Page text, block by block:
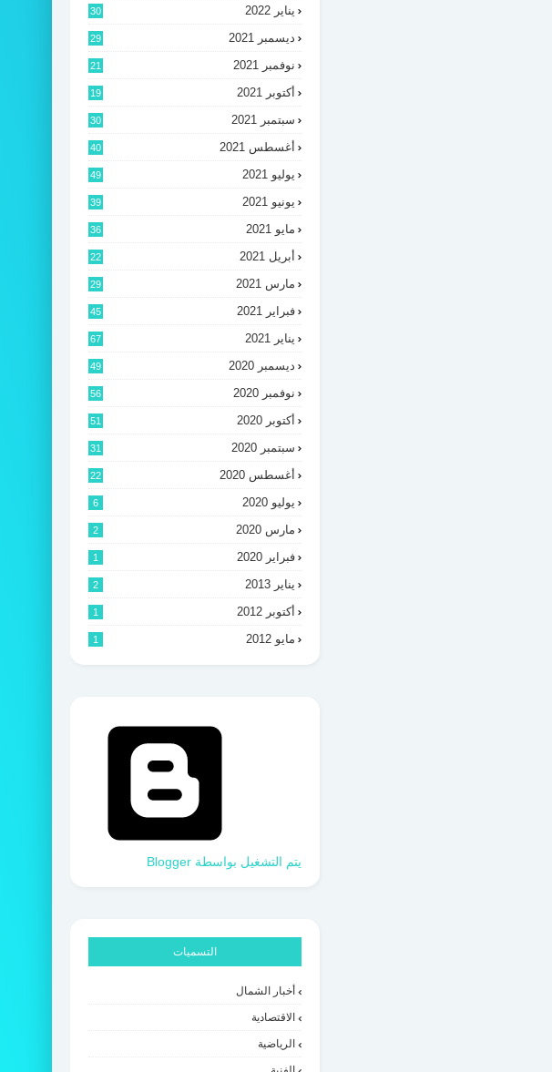
يناير 2022 30
ديسمبر 2021 29
نوفمبر 2021 21
أكتوبر 2021 19
سبتمبر 2021 30
أغسطس 2021 40
يوليو 2021 49
يونيو 2021 39
مايو 2021 36
أبريل 2021 22
مارس 2021 29
فبراير 2021 45
يناير 2021 67
ديسمبر 2020 49
نوفمبر 2020 56
أكتوبر 2020 51
سبتمبر 2020 31
أغسطس 2020 22
يوليو 2020 6
مارس 2020 2
فبراير 2020 1
يناير 2013 2
أكتوبر 2012 1
مايو 2012 1
‏يتم التشغيل بواسطة Blogger
التسميات
أخبار الشمال
الاقتصادية
الرياضية